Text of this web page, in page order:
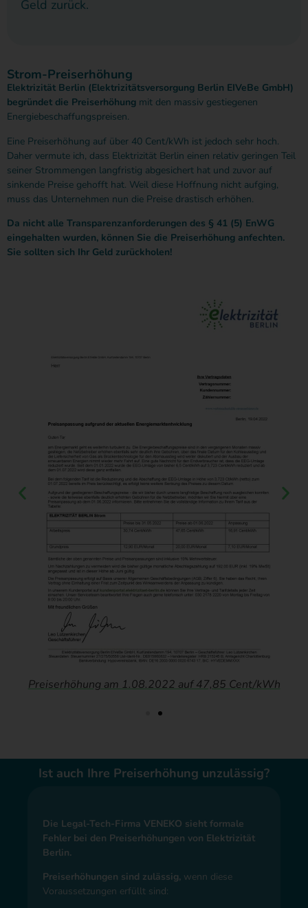
Geld zurück.
Strom-Preiserhöhung​
Elektrizität Berlin (Elektrizitätsversorgung Berlin EIVeBe GmbH)
begründet die Preiserhöhung mit den massiv gestiegenen
Energiebeschaffungspreisen.
Eine Preiserhöhung auf über 40 Cent/kWh ist jedoch sehr hoch.
Daher vermute ich, dass Elektrizität Berlin einen relativ geringen Teil
seiner Strommengen langfristig abgesichert hat und zuvor auf
sinkende Preise gehofft hat. Weil diese Hoffnung nicht aufging,
muss das Unternehmen nun die Preise drastisch erhöhen.
Da nicht alle Transparenzanforderungen des § 41 (5) EnWG
eingehalten wurden, können Sie die Preiserhöhung anfechten.
Sie sollten sich Ihr Geld zurückholen!
Preiserhöhung am 1.08.2022 auf 47,85 Cent/kWh
Ist auch Ihre Preiserhöhung unzulässig?
Die Legal-Tech-Firma VENEKO sieht formale
Fehler bei den Preiserhöhungen von Elektrizität
Berlin.
Preiserhöhungen sind zulässig, wenn diese
Voraussetzungen erfüllt sind: